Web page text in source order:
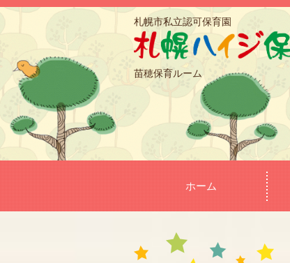
札幌市私立認可保育園
苗穂保育ルーム
ホーム